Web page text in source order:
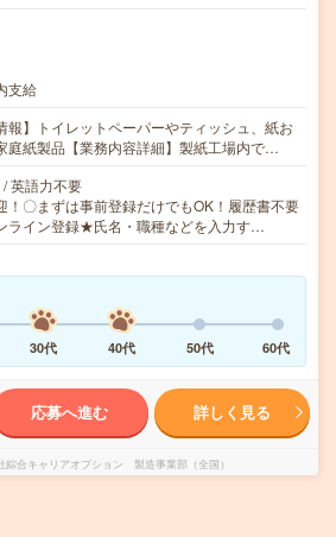
支給
報】トイレットペーパーやティッシュ、紙お
庭紙製品【業務内容詳細】製紙工場内で…
英語力不要
〇まずは事前登録だけでもOK！履歴書不要
ライン登録★氏名・職種などを入力す…
30代 40代 50代 60代
応募へ進む 詳しく見る
綜合キャリアオプション 製造事業部（全国）